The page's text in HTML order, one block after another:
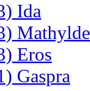
Ida
Mathylde
Eros
Gaspra